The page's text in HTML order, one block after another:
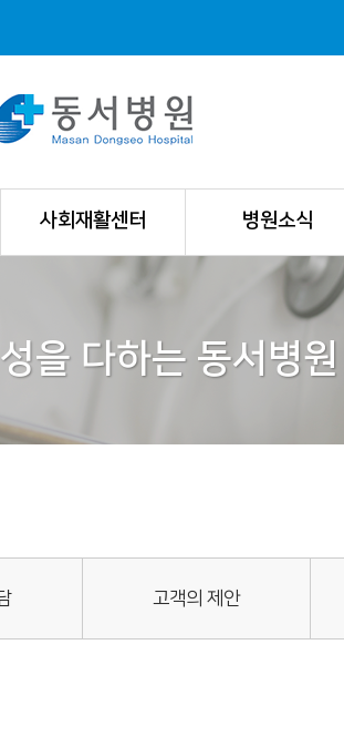
사회재활센터 병원소식
고객의 제안